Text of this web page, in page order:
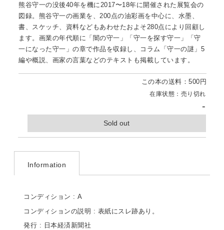
熊谷守一の没後40年を機に2017〜18年に開催された展覧会の
図録。熊谷守一の画業を、200点の油彩画を中心に、水墨、
書、スケッチ、資料などもあわせたおよそ280点により回顧し
ます。画業の年代順に「闇の守一」「守一を探す守一」「守
一になった守一」の章で作品を収録し、コラム「守一の謎」5
編や概説、画家の言葉などのテキストも掲載しています。
この本の送料：500円
在庫状態：売り切れ
-
Sold out
Information
コンディション : A
コンディションの説明 : 表紙にスレ跡あり。
発行 : 日本経済新聞社